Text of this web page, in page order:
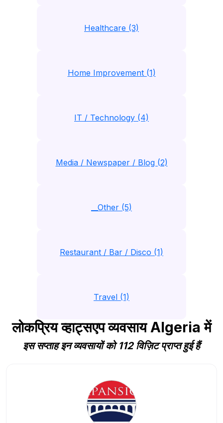
Healthcare (3)
Home Improvement (1)
IT / Technology (4)
Media / Newspaper / Blog (2)
__Other (5)
Restaurant / Bar / Disco (1)
Travel (1)
लोकप्रिय व्हाट्सएप व्यवसाय Algeria में
इस सप्ताह इन व्यवसायों को 112 विज़िट प्राप्त हुई हैं